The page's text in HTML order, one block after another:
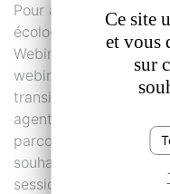
Pour aller plus loin
écologique, le CNRS
Webinaires Curieux :
webinaires
transition écologique.
agents ayant suivi
parcours (climat,
souhaitent compléter
sessions sont
Ce site
et vous
sur